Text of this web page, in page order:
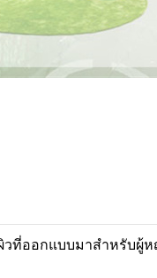
ที่ออกแบบมาสำหรับผู้ห